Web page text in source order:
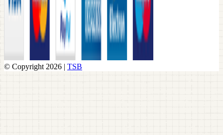
© Copyright 2026 | TSB